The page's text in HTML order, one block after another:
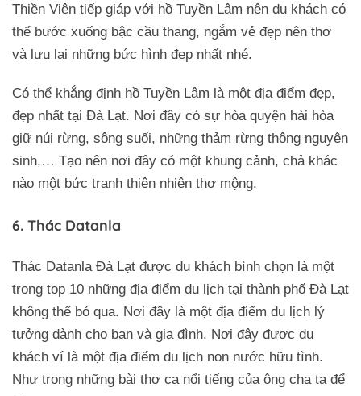
Thiền Viện tiếp giáp với hồ Tuyền Lâm nên du khách có
thể bước xuống bậc cầu thang, ngắm vẻ đẹp nên thơ
và lưu lại những bức hình đẹp nhất nhé.
Có thể khẳng định hồ Tuyền Lâm là một địa điểm đẹp,
đẹp nhất tại Đà Lạt. Nơi đây có sự hòa quyện hài hòa
giữ núi rừng, sông suối, những thảm rừng thông nguyên
sinh,… Tạo nên nơi đây có một khung cảnh, chả khác
nào một bức tranh thiên nhiên thơ mộng.
6. Thác Datanla
Thác Datanla Đà Lạt được du khách bình chọn là một
trong top 10 những địa điểm du lịch tại thành phố Đà Lạt
không thể bỏ qua. Nơi đây là một địa điểm du lịch lý
tưởng dành cho bạn và gia đình. Nơi đây được du
khách ví là một địa điểm du lịch non nước hữu tình.
Như trong những bài thơ ca nổi tiếng của ông cha ta để